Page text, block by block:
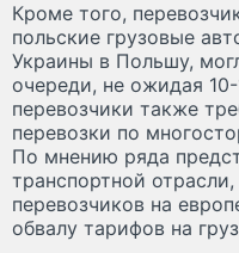
Кроме того,
польские грузовые
Украины в Польшу,
очереди, не ожидая
перевозчики также
перевозки по
По мнению ряда
транспортной
перевозчиков на
обвалу тарифов на